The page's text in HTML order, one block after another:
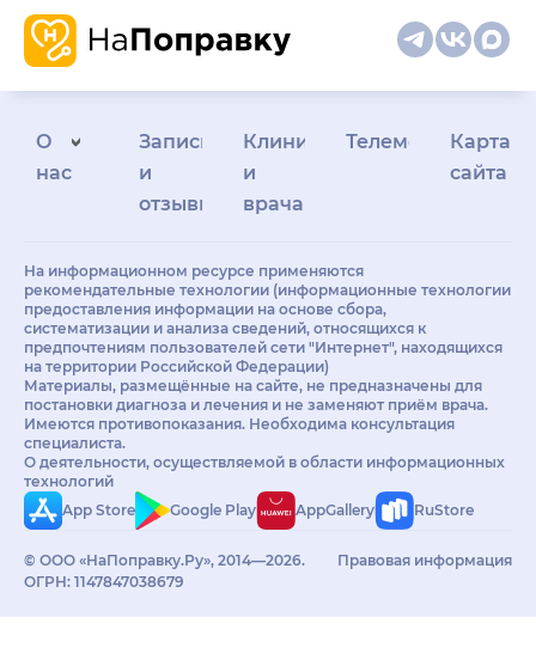
О
нас
Запись
и
отзывы
Клиникам
и
врачам
Телемедицина
Карта
сайта
На информационном ресурсе применяются
рекомендательные технологии (информационные технологии
предоставления информации на основе сбора,
систематизации и анализа сведений, относящихся к
предпочтениям пользователей сети "Интернет", находящихся
на территории Российской Федерации)
Материалы, размещённые на сайте, не предназначены для
постановки диагноза и лечения и не заменяют приём врача.
Имеются противопоказания. Необходима консультация
специалиста.
О деятельности, осуществляемой в области информационных
технологий
App Store
Google Play AppGallery RuStore
© ООО «НаПоправку.Ру», 2014—2026.
ОГРН: 1147847038679
Правовая информация